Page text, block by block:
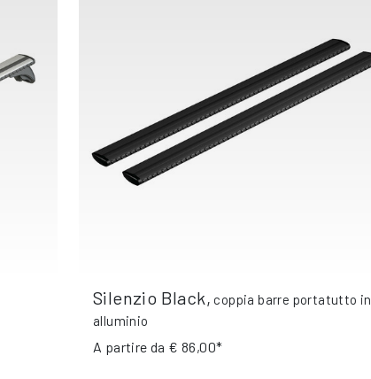
Silenzio Black, coppia barre portatutto in
alluminio
A partire da € 86,00*